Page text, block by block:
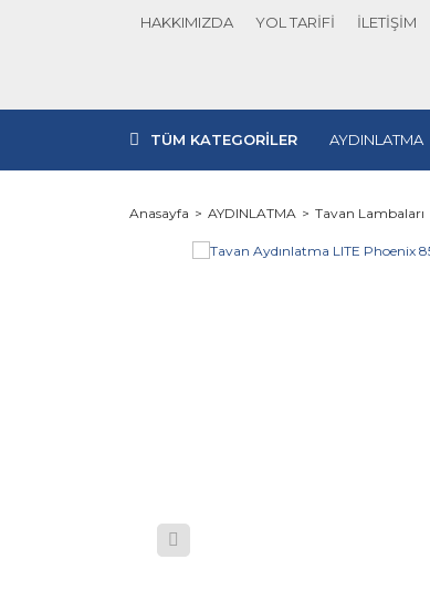
HAKKIMIZDA YOL TARİFİ İLETİŞİM
TÜM KATEGORİLER AYDINLATMA
Anasayfa AYDINLATMA Tavan Lambaları